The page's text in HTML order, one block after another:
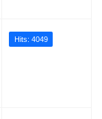
Hits: 4049